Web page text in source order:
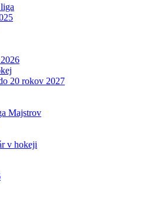
20 rokov 2027
Majstrov
v hokeji